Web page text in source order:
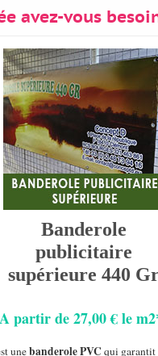
avez-vous
Banderole
publicitaire
supérieure 440
A partir de 27,00 € le
unebanderole PVC qui garantit